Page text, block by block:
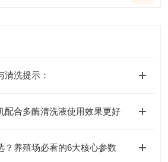
清洗提示：
配合多酶清洗液使用效果更好
？养殖场必看的6大核心参数